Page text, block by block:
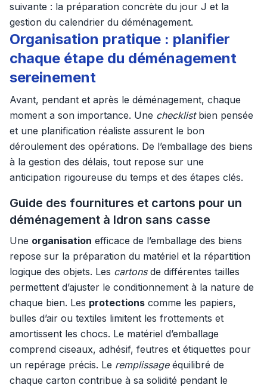
suivante : la préparation concrète du jour J et la
gestion du calendrier du déménagement.
Organisation pratique : planifier
chaque étape du déménagement
sereinement
Avant, pendant et après le déménagement, chaque
moment a son importance. Une checklistbien pensée
et une planification réaliste assurent le bon
déroulement des opérations. De l’emballage des biens
à la gestion des délais, tout repose sur une
anticipation rigoureuse du temps et des étapes clés.
Guide des fournitures et cartons pour un
déménagement à Idron sans casse
Une organisation efficace de l’emballage des biens
repose sur la préparation du matériel et la répartition
logique des objets. Les cartonsde différentes tailles
permettent d’ajuster le conditionnement à la nature de
chaque bien. Les protections comme les papiers,
bulles d’air ou textiles limitent les frottements et
amortissent les chocs. Le matériel d’emballage
comprend ciseaux, adhésif, feutres et étiquettes pour
un repérage précis. Le remplissageéquilibré de
chaque carton contribue à sa solidité pendant le